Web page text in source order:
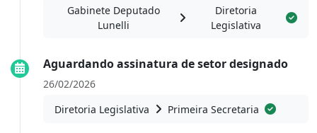
Gabinete Deputado
Lunelli
Diretoria
Legislativa
Aguardando assinatura de setor designado
26/02/2026
Diretoria Legislativa
Primeira Secretaria